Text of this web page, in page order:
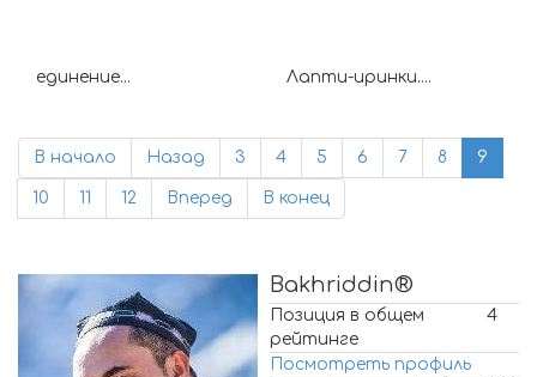
единение... Лапти-иринки....
В начало Назад 3 4 5 6 7 8 9
10 11 12 Вперед В конец
Bakhriddin®
Позиция в общем
рейтинге
4
Посмотреть профиль